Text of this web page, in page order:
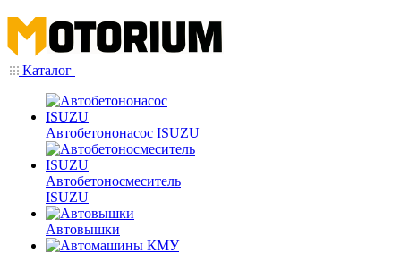
Каталог
Автобетононасос ISUZU
Автобетоносмеситель
ISUZU
Автовышки